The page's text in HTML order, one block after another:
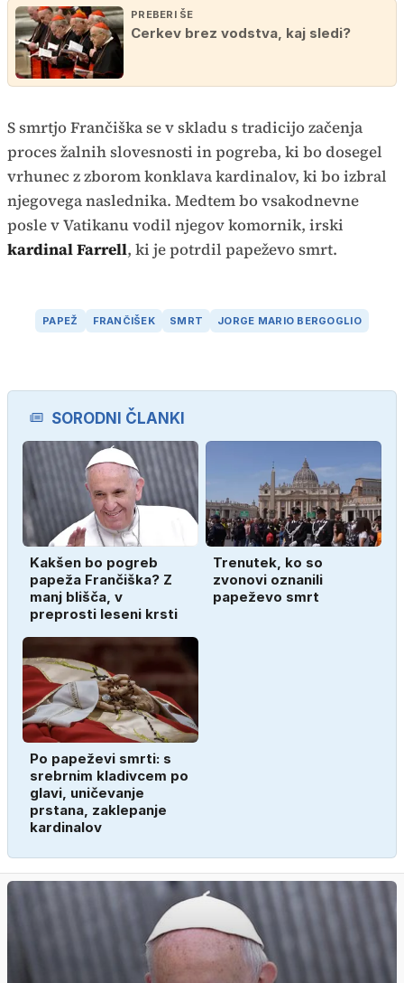
PREBERI ŠE
Cerkev brez vodstva, kaj sledi?
S smrtjo Frančiška se v skladu s tradicijo začenja
proces žalnih slovesnosti in pogreba, ki bo dosegel
vrhunec z zborom konklava kardinalov, ki bo izbral
njegovega naslednika. Medtem bo vsakodnevne
posle v Vatikanu vodil njegov komornik, irski
kardinal Farrell, ki je potrdil papeževo smrt.
PAPEŽ FRANČIŠEK SMRT JORGE MARIO BERGOGLIO
SORODNI ČLANKI
Kakšen bo pogreb
papeža Frančiška? Z
manj blišča, v
preprosti leseni krsti
Trenutek, ko so
zvonovi oznanili
papeževo smrt
Po papeževi smrti: s
srebrnim kladivcem po
glavi, uničevanje
prstana, zaklepanje
kardinalov